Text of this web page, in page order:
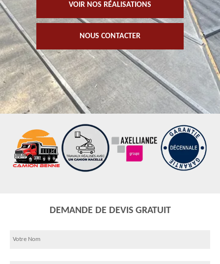
VOIR NOS RÉALISATIONS
NOUS CONTACTER
DEMANDE DE DEVIS GRATUIT